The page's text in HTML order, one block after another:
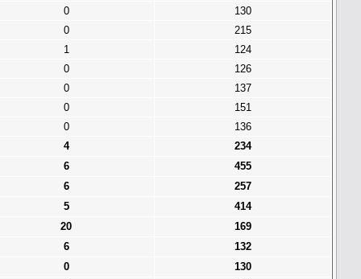
0
130
0
215
1
124
0
126
0
137
0
151
0
136
4
234
6
455
6
257
5
414
20
169
6
132
0
130